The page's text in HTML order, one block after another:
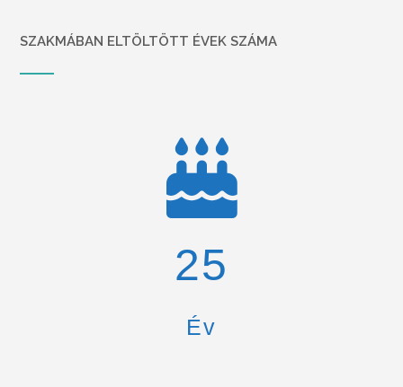
SZAKMÁBAN ELTÖLTÖTT ÉVEK SZÁMA
26
Év